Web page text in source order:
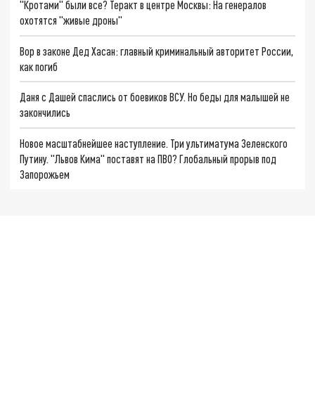
"Кротами" были все? Теракт в центре Москвы: На генералов
охотятся "живые дроны"
Вор в законе Дед Хасан: главный криминальный авторитет России,
как погиб
Даня с Дашей спаслись от боевиков ВСУ. Но беды для малышей не
закончились
Новое масштабнейшее наступление. Три ультиматума Зеленского
Путину. "Львов Кима" поставят на ПВО? Глобальный прорыв под
Запорожьем